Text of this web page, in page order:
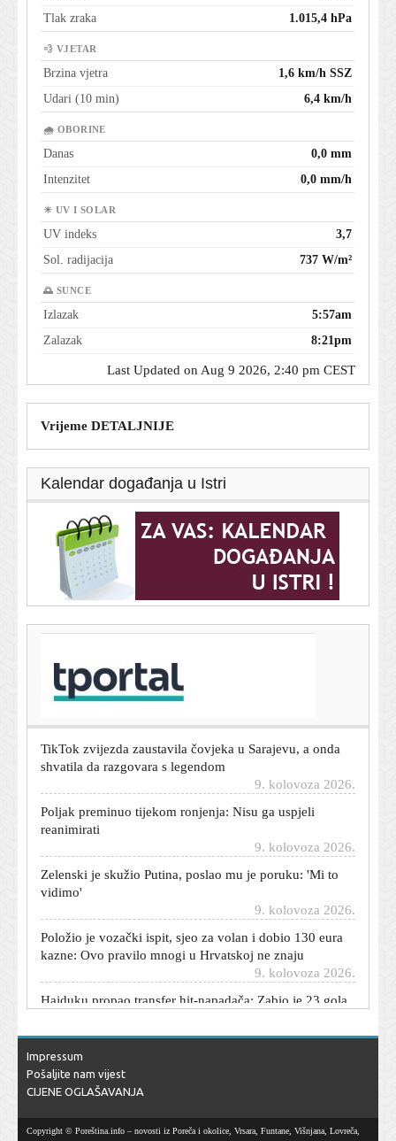
Tlak zraka
1.015,4 hPa
💨 VJETAR
Brzina vjetra
1,6 km/h SSZ
Udari (10 min)
6,4 km/h
🌧 OBORINE
Danas
0,0 mm
Intenzitet
0,0 mm/h
☀ UV I SOLAR
UV indeks
3,7
Sol. radijacija
737 W/m²
🌅 SUNCE
Izlazak
5:57am
Zalazak
8:21pm
Last Updated on Aug 9 2026, 2:40 pm CEST
Vrijeme DETALJNIJE
Kalendar događanja u Istri
Amyl and the Sniffers na Šalati: Punk osvježenje
paklene koncertne sezone
TikTok zvijezda zaustavila čovjeka u Sarajevu, a onda
shvatila da razgovara s legendom
Poljak preminuo tijekom ronjenja: Nisu ga uspjeli
reanimirati
Zelenski je skužio Putina, poslao mu je poruku: 'Mi to
vidimo'
Položio je vozački ispit, sjeo za volan i dobio 130 eura
kazne: Ovo pravilo mnogi u Hrvatskoj ne znaju
9. kolovoza 2026.
Hajduku propao transfer hit-napadača: Zabio je 23 gola
u 16 utakmica
preokret: Jedan je čovjek odlučio podići glas
život: 'Najbolja stvar koja mi se dogodila'
Impressum
Pošaljite nam vijest
CIJENE OGLAŠAVANJA
Copyright © Poreština.info – novosti iz Poreča i okolice, Vrsara, Funtane, Višnjana, Lovreča,